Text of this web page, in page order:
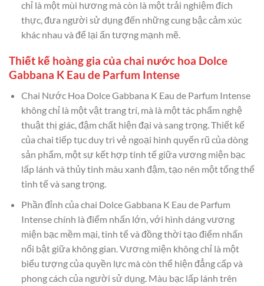
chỉ là một mùi hương mà còn là một trải nghiệm đích
thực, đưa người sử dụng đến những cung bậc cảm xúc
khác nhau và để lại ấn tượng mạnh mẽ.
Thiết kế hoàng gia của chai nước hoa Dolce
Gabbana K Eau de Parfum Intense
Chai Nước Hoa Dolce Gabbana K Eau de Parfum Intense
không chỉ là một vật trang trí, mà là một tác phẩm nghệ
thuật thị giác, đậm chất hiện đại và sang trọng. Thiết kế
của chai tiếp tục duy trì vẻ ngoại hình quyến rũ của dòng
sản phẩm, một sự kết hợp tinh tế giữa vương miện bạc
lấp lánh và thủy tinh màu xanh đậm, tạo nên một tổng thể
tinh tế và sang trọng.
Phần đỉnh của chai Dolce Gabbana K Eau de Parfum
Intense chính là điểm nhấn lớn, với hình dáng vương
miện bạc mềm mại, tinh tế và đồng thời tạo điểm nhấn
nổi bật giữa không gian. Vương miện không chỉ là một
biểu tượng của quyền lực mà còn thể hiện đẳng cấp và
phong cách của người sử dụng. Màu bạc lấp lánh trên